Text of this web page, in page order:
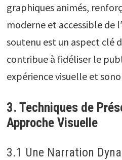
graphiques animés,
moderne et accessible de
soutenu est un aspect clé
contribue à fidéliser le
expérience visuelle et
3. Techniques de
Approche Visuelle
3.1 Une Narration